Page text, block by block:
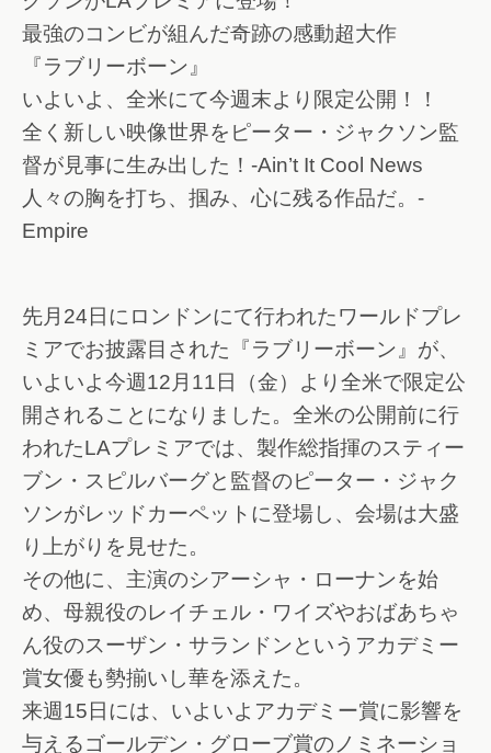
最強のコンビが組んだ奇跡の感動超大作
『ラブリーボーン』
いよいよ、全米にて今週末より限定公開！！
全く新しい映像世界をピーター・ジャクソン監
督が見事に生み出した！-Ain’t It Cool News
人々の胸を打ち、掴み、心に残る作品だ。-
Empire
先月24日にロンドンにて行われたワールドプレ
ミアでお披露目された『ラブリーボーン』が、
いよいよ今週12月11日（金）より全米で限定公
開されることになりました。全米の公開前に行
われたLAプレミアでは、製作総指揮のスティー
ブン・スピルバーグと監督のピーター・ジャク
ソンがレッドカーペットに登場し、会場は大盛
り上がりを見せた。
その他に、主演のシアーシャ・ローナンを始
め、母親役のレイチェル・ワイズやおばあちゃ
ん役のスーザン・サランドンというアカデミー
賞女優も勢揃いし華を添えた。
来週15日には、いよいよアカデミー賞に影響を
与えるゴールデン・グローブ賞のノミネーショ